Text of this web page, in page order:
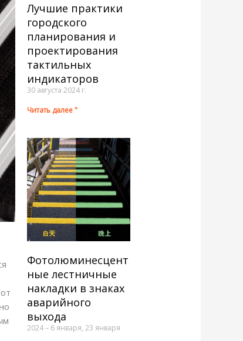
Лучшие практики
городского
планирования и
проектирования
тактильных
индикаторов
30 августа 2024 г.
Читать далее "
Фотолюминесцент
ные лестничные
накладки в знаках
аварийного
выхода
2024 – 6 января, 23 января